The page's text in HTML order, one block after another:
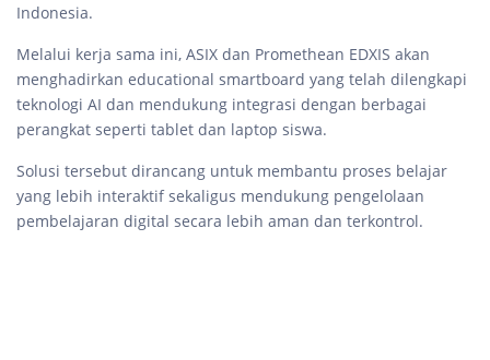
Indonesia.
Melalui kerja sama ini, ASIX dan Promethean EDXIS akan
menghadirkan educational smartboard yang telah dilengkapi
teknologi AI dan mendukung integrasi dengan berbagai
perangkat seperti tablet dan laptop siswa.
Solusi tersebut dirancang untuk membantu proses belajar
yang lebih interaktif sekaligus mendukung pengelolaan
pembelajaran digital secara lebih aman dan terkontrol.